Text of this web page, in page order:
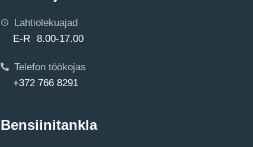
Lahtiolekuajad
E-R 8.00-17.00
Telefon töökojas
+372 766 8291
Bensiinitankla